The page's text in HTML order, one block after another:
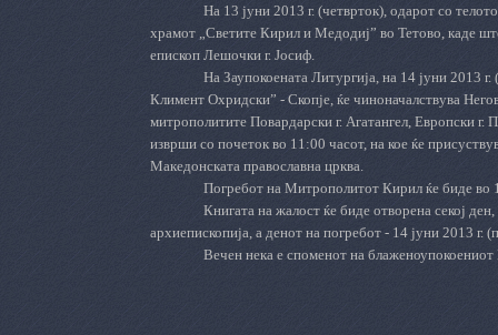
На 13 јуни 2013 г. (четврток), одарот со
храмот „Светите Кирил и Медодиј” во Тетово, каде
епископ Лешочки г. Јосиф.
На Заупокоената Литургија, на 14 јуни 2013
Климент Охридски” - Скопје, ќе чиноначалствува
митрополитите Повардарски г. Агатангел, Европски
изврши со почеток во 11:00 часот, на кое ќе
Македонската православна црква.
Погребот на Митрополитот Кирил ќе биде во
Книгата на жалост ќе биде отворена секој
архиепископија, а денот на погребот - 14 јуни 2013 г.
Вечен нека е споменот на